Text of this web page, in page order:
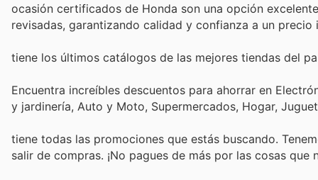
ocasión certificados de Honda son una opción
revisadas, garantizando calidad y confianza a un precio
tiene los últimos catálogos de las mejores tiendas del
Encuentra increíbles descuentos para ahorrar en
y jardinería, Auto y Moto, Supermercados, Hogar,
tiene todas las promociones que estás buscando.
salir de compras. ¡No pagues de más por las cosas que